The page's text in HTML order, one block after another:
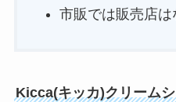
市販では販売店は
Kicca(キッカ)クリーム